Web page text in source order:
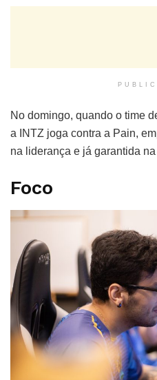
No domingo, quando o time
a INTZ joga contra a Pain,
na liderança e já garantida
Foco